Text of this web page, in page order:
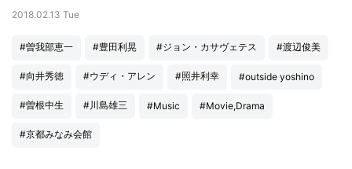
2018.02.13 Tue
#曽我部恵一 #豊田利晃 #ジョン・カサヴェテス #渡辺俊美
#向井秀徳 #ウディ・アレン #照井利幸 #outside yoshino
#曽根中生 #川島雄三 #Music #Movie,Drama
#京都みなみ会館